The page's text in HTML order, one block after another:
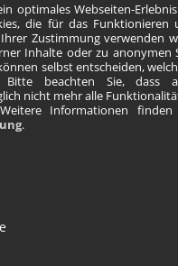
optimales Webseiten-
die für das Funktionieren
Zustimmung verwenden
Inhalte oder zu anonymen
selbst entscheiden,
Bitte beachten Sie, dass
nicht mehr alle
Informationen
.